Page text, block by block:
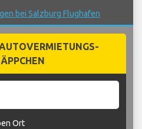
bei Salzburg Flughafen
Ort